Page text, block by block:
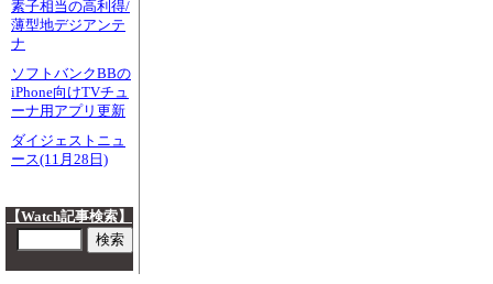
素子相当の高利得/
薄型地デジアンテ
ナ
ソフトバンクBBの
iPhone向けTVチュ
ーナ用アプリ更新
ダイジェストニュ
ース(11月28日)
【Watch記事検索】